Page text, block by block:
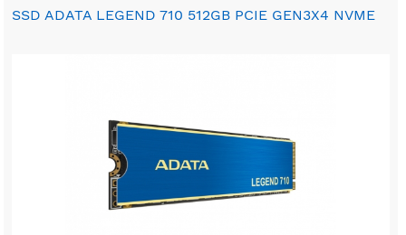
SSD ADATA LEGEND 710 512GB PCIE GEN3X4 NVME